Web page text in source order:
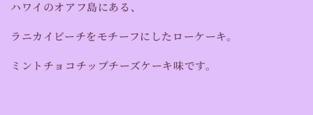
ハワイのオアフ島にある、
ラニカイビーチをモチーフにしたローケーキ。
ミントチョコチップチーズケーキ味です。